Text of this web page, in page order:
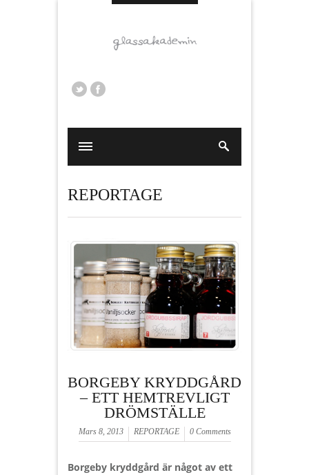
REPORTAGE
BORGEBY KRYDDGÅRD
– ETT HEMTREVLIGT
DRÖMSTÄLLE
Mars 8, 2013 REPORTAGE 0 Comments
Borgeby kryddgård är något av ett